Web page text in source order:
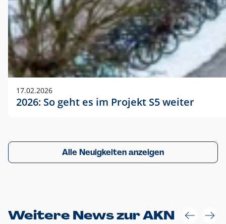
17.02.2026
2026: So geht es im Projekt S5 weiter
Alle Neuigkeiten anzeigen
Weitere News zur AKN